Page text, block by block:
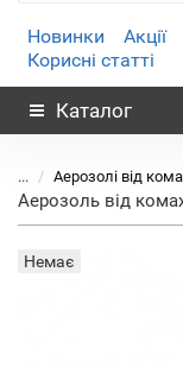
Новинки Акції
Корисні статті
Каталог
... Аерозолі від
Аерозоль від
Немає